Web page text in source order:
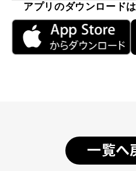
アプリのダウンロード
一覧へ